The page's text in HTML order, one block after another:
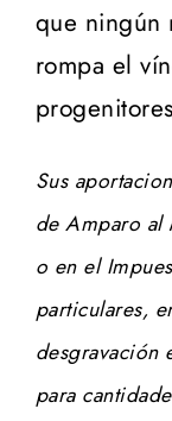
que ningún
rompa el
Sus
de Amparo al
o en el
particulares,
desgravación
para